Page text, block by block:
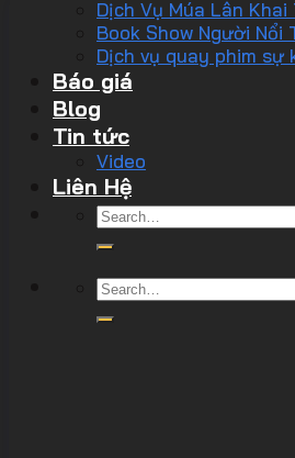
Dịch Vụ Múa Lân Khai
Book Show Người Nổi
Dịch vụ quay phim sự
Báo giá
Blog
Tin tức
Video
Liên Hệ